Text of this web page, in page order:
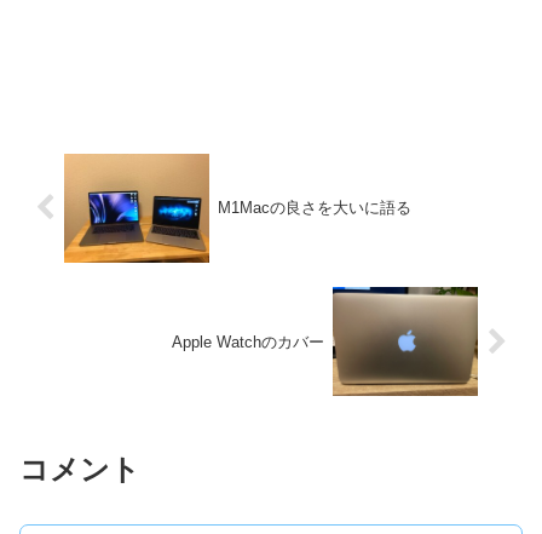
M1Macの良さを大いに語る
Apple Watchのカバー
コメント